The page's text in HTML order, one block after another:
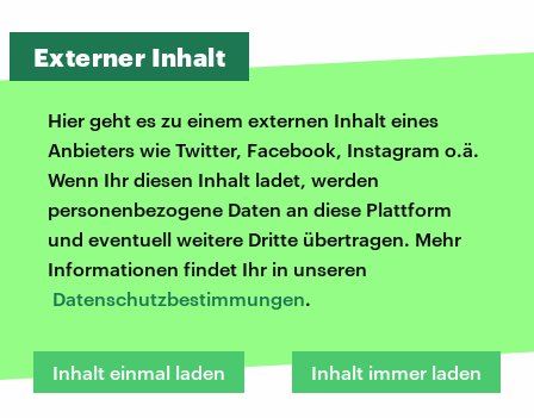
Externer Inhalt
Hier geht es zu einem externen Inhalt eines
Anbieters wie Twitter, Facebook, Instagram o.ä.
Wenn Ihr diesen Inhalt ladet, werden
personenbezogene Daten an diese Plattform
und eventuell weitere Dritte übertragen. Mehr
Informationen findet Ihr in unseren
Datenschutzbestimmungen.
Inhalt einmal laden Inhalt immer laden